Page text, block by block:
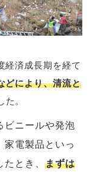
経済成長期を経て
どにより、清流と
。
ビニールや発泡
家電製品といっ
たとき、まずは